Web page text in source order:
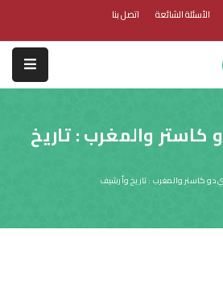
الأسئلة الشائعة اتصل بنا
والمغرب : تاريخ
كاستر والمغرب : تاريخ وأرشيف